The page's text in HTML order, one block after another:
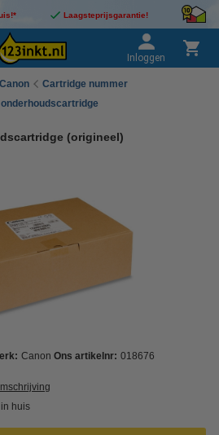
Laagsteprijsgarantie!
Inloggen
Canon
Cartridge nummer
onderhoudscartridge
(origineel)
Canon Ons artikelnr: 018676
huis